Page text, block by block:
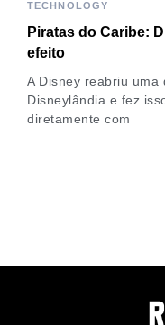
TECHNOLOGY
Piratas do Caribe:
efeito
A Disney reabriu uma
Disneylândia e fez
diretamente com